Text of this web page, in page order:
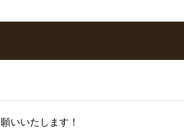
いいたします！